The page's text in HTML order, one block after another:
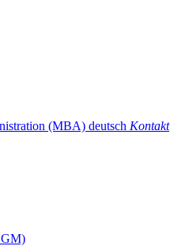
(MBA) deutsch Kontakt